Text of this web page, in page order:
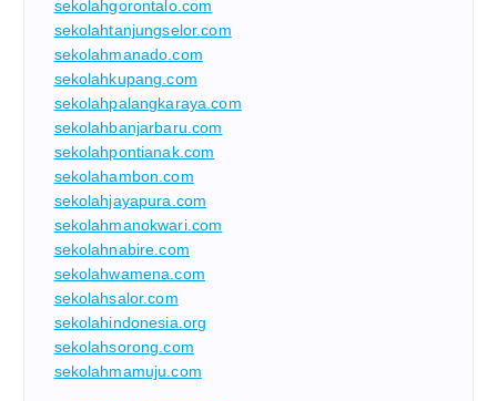
sekolahgorontalo.com
sekolahtanjungselor.com
sekolahmanado.com
sekolahkupang.com
sekolahpalangkaraya.com
sekolahbanjarbaru.com
sekolahpontianak.com
sekolahambon.com
sekolahjayapura.com
sekolahmanokwari.com
sekolahnabire.com
sekolahwamena.com
sekolahsalor.com
sekolahindonesia.org
sekolahsorong.com
sekolahmamuju.com